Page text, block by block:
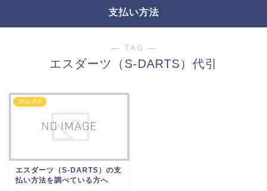
支払い方法
― TAG ―
エスダーツ（S-DARTS）代引
支払い方法
エスダーツ（S-DARTS）の支
払い方法を調べている方へ